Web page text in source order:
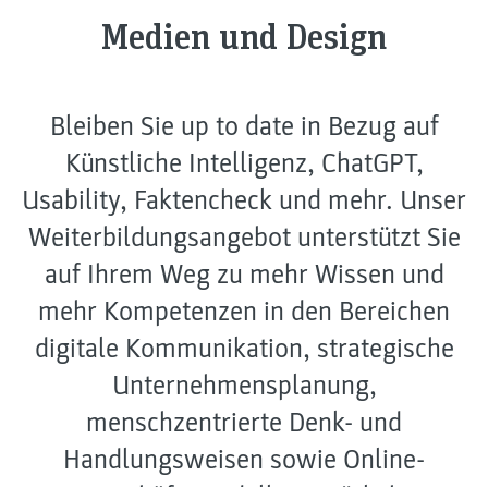
Medien und Design
Bleiben Sie up to date in Bezug auf
Künstliche Intelligenz, ChatGPT,
Usability, Faktencheck und mehr. Unser
Weiterbildungsangebot unterstützt Sie
auf Ihrem Weg zu mehr Wissen und
mehr Kompetenzen in den Bereichen
digitale Kommunikation, strategische
Unternehmensplanung,
menschzentrierte Denk- und
Handlungsweisen sowie Online-